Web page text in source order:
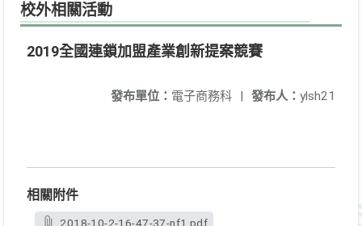
校外相關活動
2019全國連鎖加盟產業創新提案競賽
發布人： ylsh21
發布單位： 電子商務科 |
相關附件
2018-10-2-16-47-37-nf1.pdf